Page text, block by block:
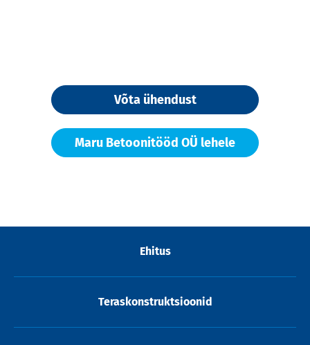
Võta ühendust
Maru Betoonitööd OÜ lehele
Ehitus
Teraskonstruktsioonid